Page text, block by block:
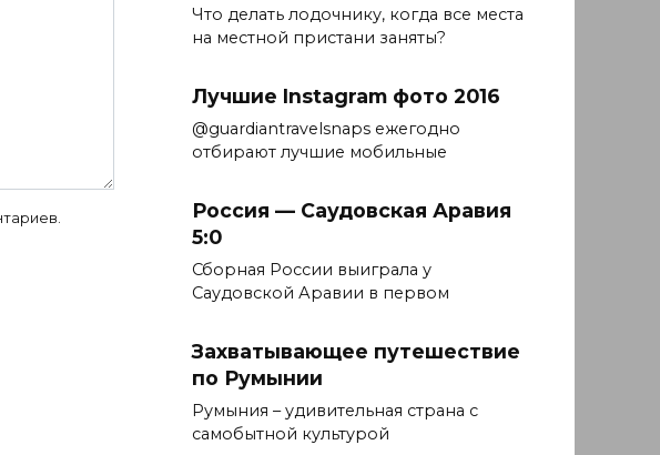
Что делать лодочнику, когда все места
на местной пристани заняты?
Лучшие Instagram фото 2016
@guardiantravelsnaps ежегодно
отбирают лучшие мобильные
Россия — Саудовская Аравия
5:0
Сборная России выиграла у
Саудовской Аравии в первом
Захватывающее путешествие
по Румынии
Румыния – удивительная страна с
самобытной культурой